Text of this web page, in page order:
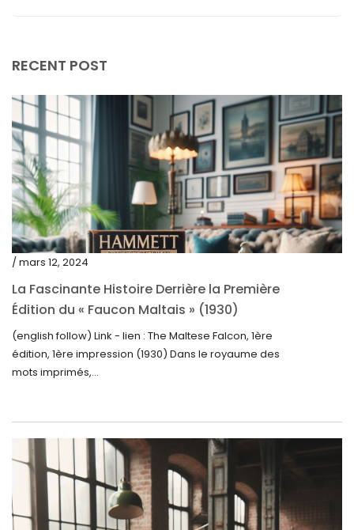
octobre 2023
septembre 2023
août 2023
juillet 2023
juin 2023
mai 2023
avril 2023
mars 2023
février 2023
janvier 2023
novembre 2022
octobre 2022
septembre 2022
août 2022
RECENT POST
/ mars 12, 2024
La Fascinante Histoire Derrière la Première
Édition du « Faucon Maltais » (1930)
(english follow) Link - lien : The Maltese Falcon, 1ère
édition, 1ère impression (1930) Dans le royaume des
mots imprimés,...